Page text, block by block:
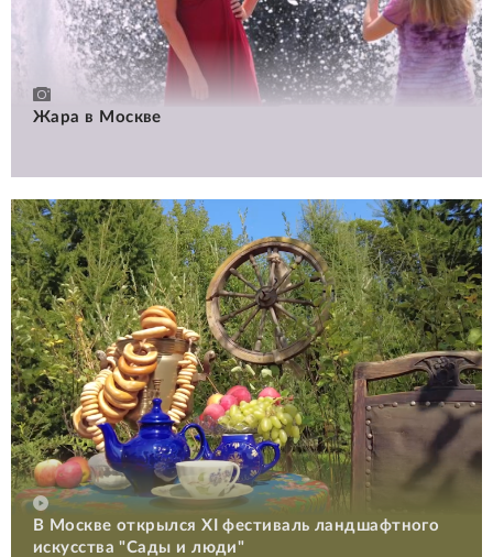
Жара в Москве
В Москве открылся XI фестиваль ландшафтного
искусства "Сады и люди"